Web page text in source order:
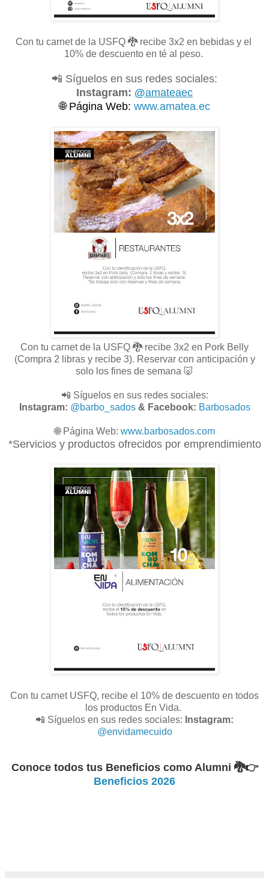
Con tu carnet de la USFQ 🐉 recibe 3x2 en bebidas y el
10% de descuento en té al peso.
📲 Síguelos en sus redes sociales:
Instagram: @amateaec
🌐 Página Web: www.amatea.ec
Con tu carnet de la USFQ 🐉 recibe 3x2 en Pork Belly
(Compra 2 libras y recibe 3). Reservar con anticipación y
solo los fines de semana 🐷
📲 Síguelos en sus redes sociales:
Instagram: @barbo_sados& Facebook: Barbosados
🌐 Página Web: www.barbosados.com
*Servicios y productos ofrecidos por emprendimiento
Con tu carnet USFQ, recibe el 10% de descuento en todos
los productos En Vida.
📲 Síguelos en sus redes sociales: Instagram:
@envidamecuido
Conoce todos tus Beneficios como Alumni 🐉👉
Beneficios 2026